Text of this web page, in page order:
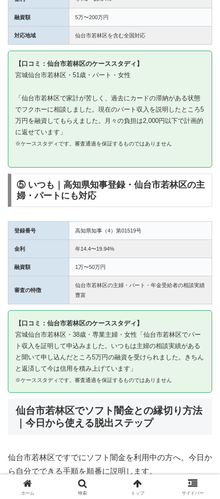
融資額 5万〜200万円
対応地域 仙台市若林区を含む全国対応
【口コミ：仙台市若林区のケーススタディ】
宮城仙台市若林区・51歳・パート・女性
「仙台市若林区で家計が苦しく、過去にカードの滞納がある状態
でフクホーに相談しました。現在のパート収入を説明したところ5
万円を融資してもらえました。月々の負担は2,000円以下で計画的
に返せています」
※ケーススタディです。審査通過を保証するものではありません
⑤ いつも｜高知県知事登録・仙台市若林区の主
婦・パートにも対応
登録番号 高知県知事（4）第01519号
金利 年14.4〜19.94%
融資額 1万〜50万円
審査の特徴
仙台市若林区の主婦・パート・年金受給者の相談実績
豊富
【口コミ：仙台市若林区のケーススタディ】
宮城仙台市若林区・38歳・専業主婦・女性「仙台市若林区でパー
ト収入を証明して申込みました。いつもは主婦の相談実績がある
と聞いて申し込んだところ5万円の融資を受けられました。きちん
と返済して今は信用を積み上げています」
※ケーススタディです。審査通過を保証するものではありません
仙台市若林区でソフト闇金との縁切り方法
｜今日から使える脱出ステップ
仙台市若林区ですでにソフト闇金を利用中の方へ。今日か
ら自分でできる手順を順番に説明します。
ホーム 検索 トップ サイドバー